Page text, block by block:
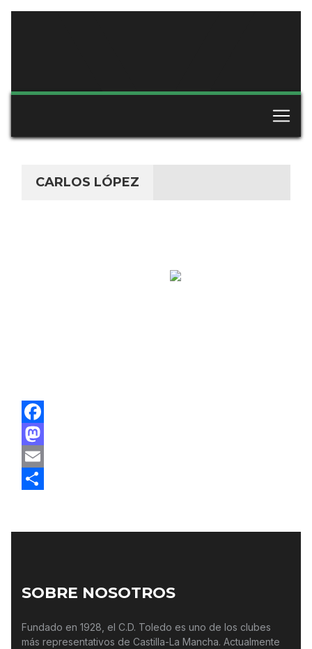
CARLOS LÓPEZ
SOBRE NOSOTROS
Fundado en 1928, el C.D. Toledo es uno de los clubes
más representativos de Castilla-La Mancha. Actualmente